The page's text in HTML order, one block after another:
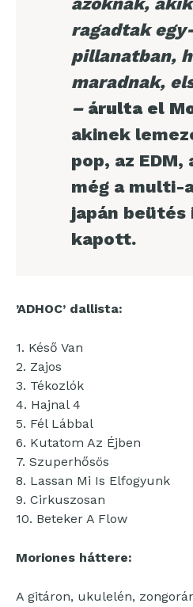
ragadtak
pillanatban,
maradnak,
– árulta el
akinek
pop, az EDM,
még a multi-
japán
kapott.
’ADHOC’ dallista:
1. Késő Van
2. Zajos
3. Tékozlók
4. Hajnal 4
5. Fél Lábbal
6. Kutatom Az Éjben
7. Szuperhősös
8. Lassan Mi Is Elfogyunk
9. Cirkuszosan
10. Beteker A Flow
Moriones háttere:
A gitáron, ukulelén,